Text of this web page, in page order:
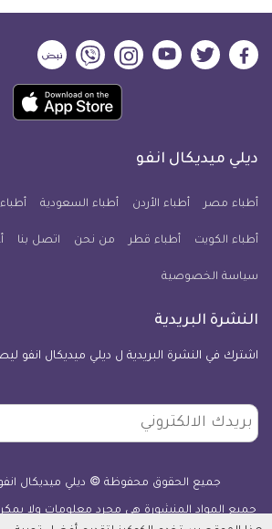
ديلي
فيسبوك
ديلي
تويتر
ديلي
ميديكال
يوتيوب
ديلي
ميديكال
انفو
ديلي
ميديكال
انفو
ديلي
انفو
حمل
تطبيق
معلومة
للآيفون
ديلي ميديكال انفو
أطباء مصر أطباء الأردن أطباء السعودية
أطباء الكويت أطباء قطر من نحن اتصل بنا
سياسة الخصوصية
النشرة البريدية
اشترك في النشرة البريدية ل ديلي ميديكال انفو
بريدك
الالكتروني
جميع الحقوق محفوظة © ديلي ميديكال انفو 2010 -
جميع المواد المنشورة هي مجرد معلومات ولا